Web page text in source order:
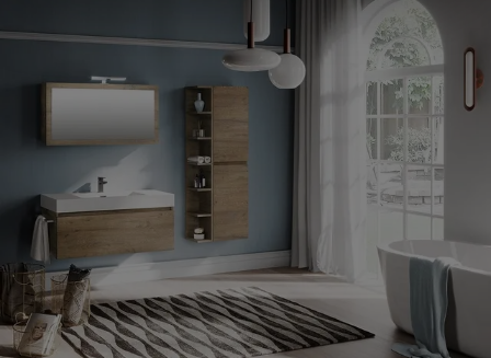
die Schaltfläche "X" klicken, können Sie das Surfen erst
nach der Installation der technischen Cookies fortsetzen.